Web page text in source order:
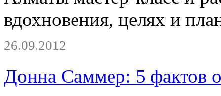
вдохновения, целях и
26.09.2012
Донна Саммер: 5 фактов